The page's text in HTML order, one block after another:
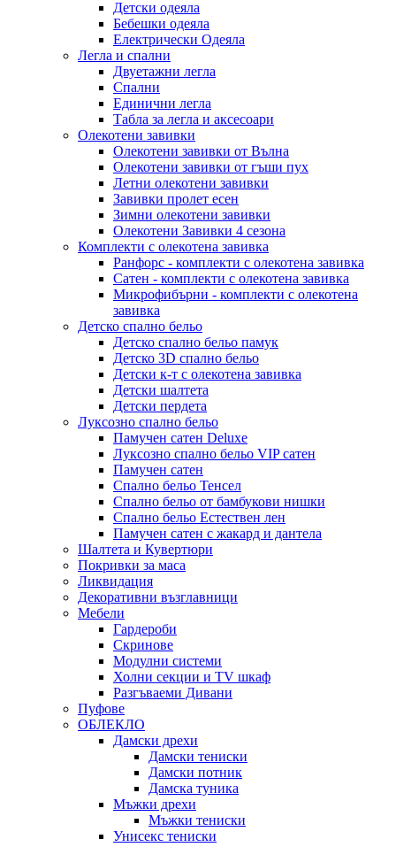
Детски одеяла
Бебешки одеяла
Електрически Одеяла
Легла и спални
Двуетажни легла
Спални
Единични легла
Табла за легла и аксесоари
Олекотени завивки
Олекотени завивки от Вълна
Олекотени завивки от гъши пух
Летни олекотени завивки
Завивки пролет есен
Зимни олекотени завивки
Олекотени Завивки 4 сезона
Комплекти с олекотена завивка
Ранфорс - комплекти с олекотена завивка
Сатен - комплекти с олекотена завивка
Микрофибърни - комплекти с олекотена
завивка
Детско спално бельо
Детско спално бельо памук
Детско 3D спално бельо
Детски к-т с олекотена завивка
Детски шалтета
Детски пердета
Луксозно спално бельо
Памучен сатен Deluxe
Луксозно спално бельо VIP сатен
Памучен сатен
Спално бельо Тенсел
Спално бельо от бамбукови нишки
Спално бельо Естествен лен
Памучен сатен с жакард и дантела
Шалтета и Кувертюри
Покривки за маса
Ликвидация
Декоративни възглавници
Мебели
Гардероби
Скринове
Модулни системи
Холни секции и ТV шкаф
Разгъваеми Дивани
Пуфове
ОБЛЕКЛО
Дамски дрехи
Дамски тениски
Дамски потник
Дамска туника
Мъжки дрехи
Мъжки тениски
Унисекс тениски